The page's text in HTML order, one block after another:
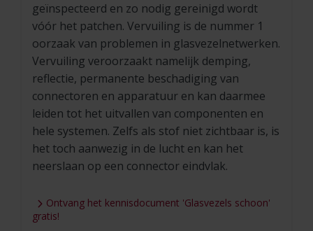
geïnspecteerd en zo nodig gereinigd wordt
vóór het patchen. Vervuiling is de nummer 1
oorzaak van problemen in glasvezelnetwerken.
Vervuiling veroorzaakt namelijk demping,
reflectie, permanente beschadiging van
connectoren en apparatuur en kan daarmee
leiden tot het uitvallen van componenten en
hele systemen. Zelfs als stof niet zichtbaar is, is
het toch aanwezig in de lucht en kan het
neerslaan op een connector eindvlak.
Ontvang het kennisdocument 'Glasvezels schoon'
gratis!